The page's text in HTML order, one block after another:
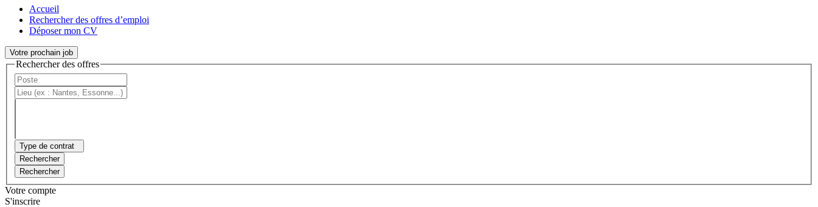
Accueil
Rechercher des offres d’emploi
Déposer mon CV
Votre prochain job
Rechercher des offres
Type de contrat
Rechercher
Rechercher
Votre compte
S'inscrire